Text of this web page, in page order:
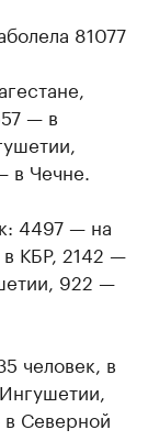
81077
— в
в Чечне.
4497 — на
КБР, 2142 —
922 —
человек, в
Северной